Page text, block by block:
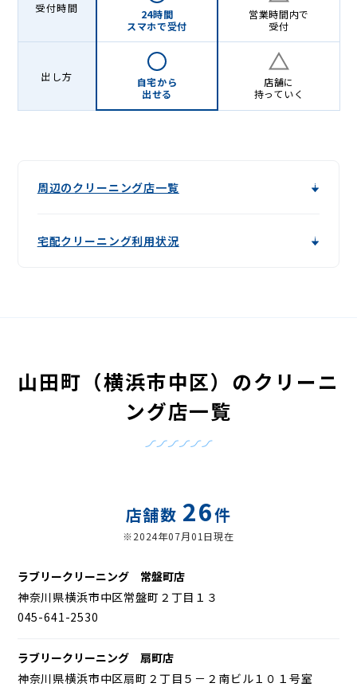
受付時間
24時間
スマホで受付
営業時間内で
受付
出し方
自宅から
出せる
店舗に
持っていく
周辺のクリーニング店一覧
宅配クリーニング利用状況
山田町（横浜市中区）のクリーニ
ング店一覧
店舗数 26件
※2024年07月01日現在
ラブリークリーニング 常盤町店
神奈川県横浜市中区常盤町２丁目１３
045-641-2530
ラブリークリーニング 扇町店
神奈川県横浜市中区扇町２丁目５－２南ビル１０１号室